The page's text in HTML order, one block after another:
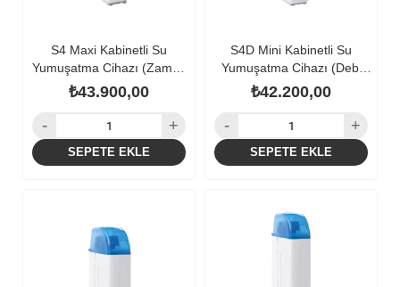
S4 Maxi Kabinetli Su
Yumuşatma Cihazı (Zaman
Kontrollü)
₺43.900,00
SEPETE EKLE
S4D Mini Kabinetli Su
Yumuşatma Cihazı (Debi
Kontrollü)
₺42.200,00
SEPETE EKLE